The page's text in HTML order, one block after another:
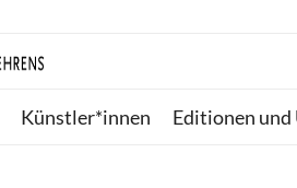
Künstler*innen Editionen und